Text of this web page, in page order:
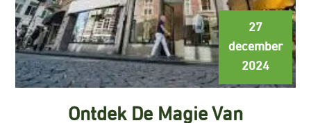
27
december
2024
Ontdek De Magie Van